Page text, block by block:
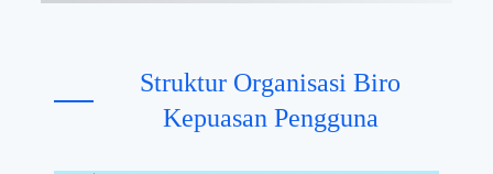
Struktur Organisasi Biro
Kepuasan Pengguna